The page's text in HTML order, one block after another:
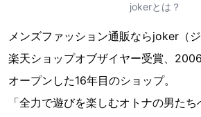
jokerとは？
メンズファッション通販ならjoker（ジ
楽天ショップオブザイヤー受賞、
オープンした16年目のショップ。
「全力で遊びを楽しむオトナの男た